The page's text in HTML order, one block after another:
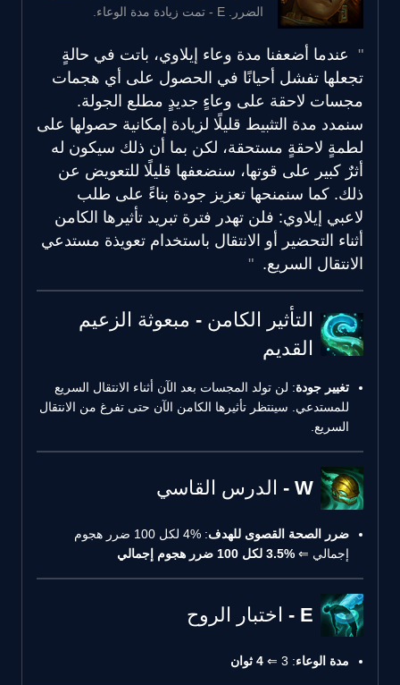
الضرر. E - تمت زيادة مدة الوعاء.
عندما أضعفنا مدة وعاء إيلاوي، باتت في حالةٍ
تجعلها تفشل أحيانًا في الحصول على أي هجمات
مجسات لاحقة على وعاءٍ جديدٍ مطلع الجولة.
سنمدد مدة التثبيط قليلًا لزيادة إمكانية حصولها على
لطمةٍ لاحقةٍ مستحقة، لكن بما أن ذلك سيكون له
أثرٌ كبير على قوتها، سنضعفها قليلًا للتعويض عن
ذلك. كما سنمنحها تعزيز جودة بناءً على طلب
لاعبي إيلاوي: فلن تهدر فترة تبريد تأثيرها الكامن
أثناء التحضير أو الانتقال باستخدام تعويذة مستدعي
الانتقال السريع.
التأثير الكامن - مبعوثة الزعيم
القديم
تغيير جودة: لن تولد المجسات بعد الآن أثناء الانتقال السريع
للمستدعي. سينتظر تأثيرها الكامن الآن حتى تفرغ من الانتقال
السريع.
W - الدرس القاسي
ضرر الصحة القصوى للهدف
: 4% لكل 100 ضرر هجوم
إجمالي ⇐ 3.5% لكل 100 ضرر هجوم إجمالي
E - اختبار الروح
مدة الوعاء: 3 ⇐ 4 ثوان